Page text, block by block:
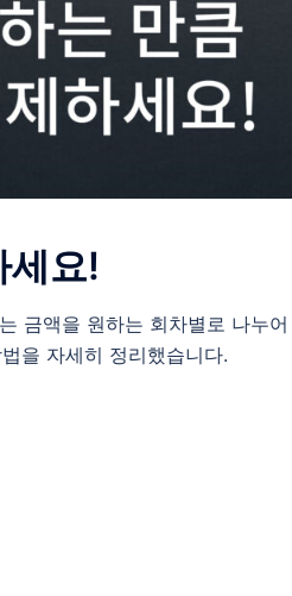
세요!
금액을 원하는 회차별로 나누
을 자세히 정리했습니다.